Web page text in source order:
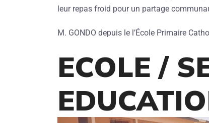
leur repas froid pour un partage
M. GONDO depuis le l’École Primaire
ECOLE /